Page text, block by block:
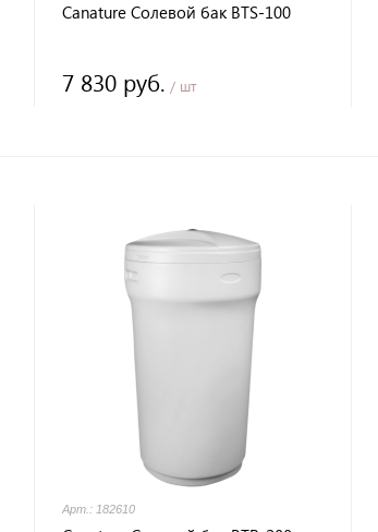
Canature Солевой бак BTS-100
7 830 руб. / шт
Арт.: 182610